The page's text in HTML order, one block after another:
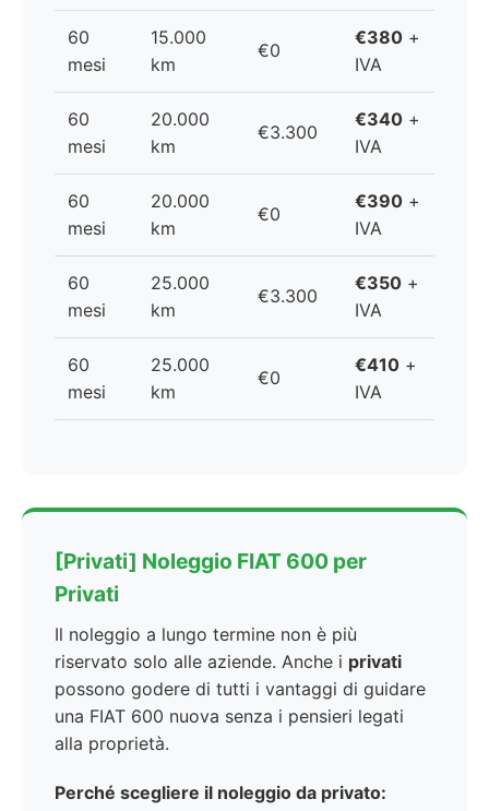
60
mesi
15.000
km
€0
€380 +
IVA
60
mesi
20.000
km
€3.300
€340 +
IVA
60
mesi
20.000
km
€0
€390 +
IVA
60
mesi
25.000
km
€3.300
€350 +
IVA
60
mesi
25.000
km
€0
€410 +
IVA
[Privati] Noleggio FIAT 600 per
Privati
Il noleggio a lungo termine non è più
riservato solo alle aziende. Anche i privati
possono godere di tutti i vantaggi di guidare
una FIAT 600 nuova senza i pensieri legati
alla proprietà.
Perché scegliere il noleggio da privato: